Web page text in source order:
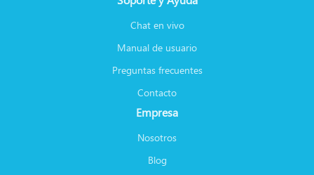
Chat en vivo
Manual de usuario
Preguntas frecuentes
Contacto
Empresa
Nosotros
Blog